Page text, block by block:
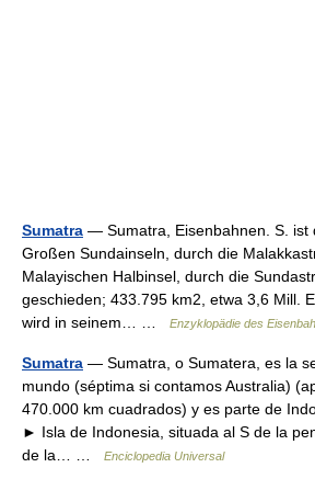
Sumatra — Sumatra, Eisenbahnen. S. ist
Großen Sundainseln, durch die
Malayischen Halbinsel, durch die
geschieden; 433.795 km2, etwa 3,6 Mill.
wird in seinem… …
Enzyklopädie des
Sumatra — Sumatra, o Sumatera, es la
mundo (séptima si contamos Australia)
470.000 km cuadrados) y es parte de
► Isla de Indonesia, situada al S de la
de la… …
Enciclopedia Universal